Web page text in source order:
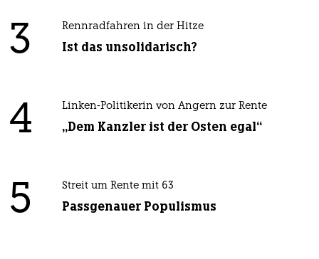
3 Rennradfahren in der Hitze
Ist das unsolidarisch?
4 Linken-Politikerin von Angern zur Rente
„Dem Kanzler ist der Osten egal“
5 Streit um Rente mit 63
Passgenauer Populismus